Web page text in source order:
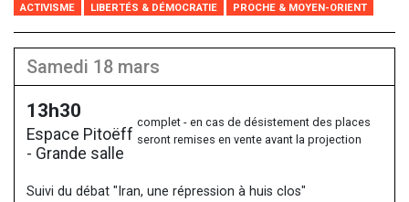
ACTIVISME LIBERTÉS & DÉMOCRATIE PROCHE & MOYEN-ORIENT
samedi 18 mars
13h30
Espace Pitoëff
- Grande salle
complet - en cas de désistement des places
seront remises en vente avant la projection
Suivi du débat "Iran, une répression à huis clos"